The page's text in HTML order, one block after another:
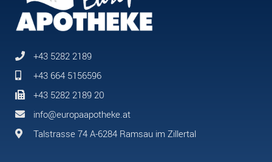
+43 5282 2189
+43 664 5156596
+43 5282 2189 20
info@europaapotheke.at
Talstrasse 74 A-6284 Ramsau im Zillertal